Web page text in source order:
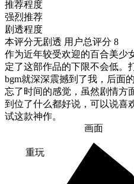
推荐程度
强烈推荐
剧透程度
本评分无剧透 用户总评分 8
作为近年较受欢迎的百合美少
定了这部作品的下限不会低。
bgm就深深震撼到了我，后面
忘了时间的感觉，虽然剧情方
到位了什么都好说，可以说喜
试这款神作。
画面
重玩